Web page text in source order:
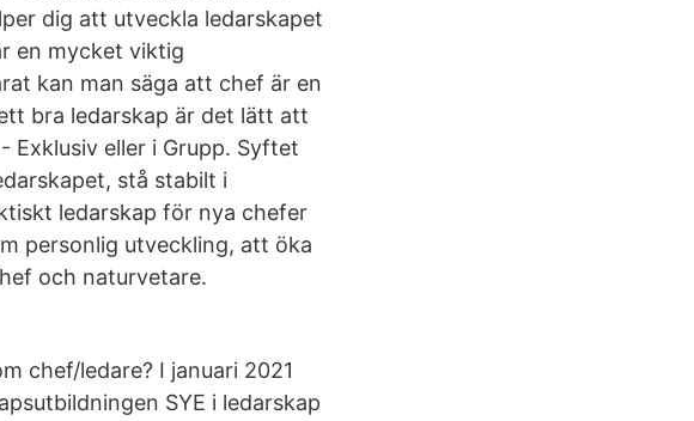
dig att utveckla ledarskapet
en mycket viktig
kan man säga att chef är en
bra ledarskap är det lätt att
eller i Grupp. Syftet
stå stabilt i
ledarskap för nya chefer
personlig utveckling, att öka
och naturvetare.
chef/ledare? I januari 2021
SYE i ledarskap